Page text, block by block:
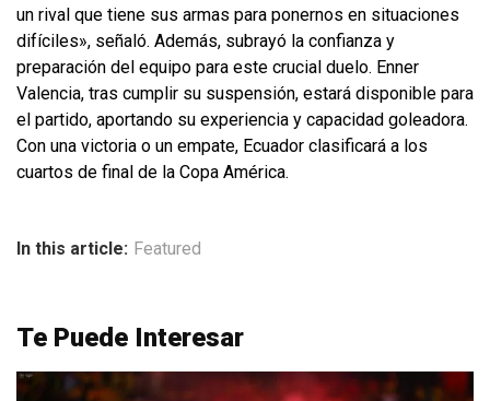
un rival que tiene sus armas para ponernos en situaciones
difíciles», señaló. Además, subrayó la confianza y
preparación del equipo para este crucial duelo. Enner
Valencia, tras cumplir su suspensión, estará disponible para
el partido, aportando su experiencia y capacidad goleadora.
Con una victoria o un empate, Ecuador clasificará a los
cuartos de final de la Copa América.
In this article: Featured
Te Puede Interesar